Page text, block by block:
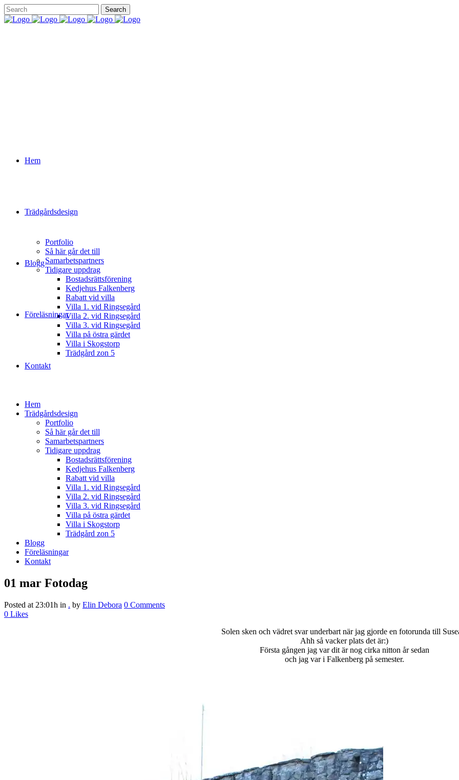
Hem
Trädgårdsdesign
Portfolio
Så här går det till
Samarbetspartners
Tidigare uppdrag
Bostadsrättsförening
Kedjehus Falkenberg
Rabatt vid villa
Villa 1. vid Ringsegård
Villa 2. vid Ringsegård
Villa 3. vid Ringsegård
Villa på östra gärdet
Villa i Skogstorp
Trädgård zon 5
Blogg
Föreläsningar
Kontakt
Hem
Trädgårdsdesign
Portfolio
Så här går det till
Samarbetspartners
Tidigare uppdrag
Bostadsrättsförening
Kedjehus Falkenberg
Rabatt vid villa
Villa 1. vid Ringsegård
Villa 2. vid Ringsegård
Villa 3. vid Ringsegård
Villa på östra gärdet
Villa i Skogstorp
Trädgård zon 5
Blogg
Föreläsningar
Kontakt
01 mar Fotodag
Posted at 23:01h in . by Elin Debora 0 Comments
0 Likes
Solen sken och vädret svar underbart när jag gjorde en fotorunda till
Ahh så vacker plats det är:)
Första gången jag var dit är nog cirka nitton år sedan
och jag var i Falkenberg på semester.